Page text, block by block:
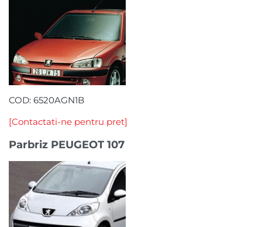
COD: 6520AGN1B
[Contactati-ne pentru pret]
Parbriz PEUGEOT 107